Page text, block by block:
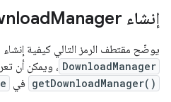
إنشاء Download Manager
يوضّح مقتطف الرمز التالي كيفية
DownloadManager ، ويمكن أن
getDownloadManager() في